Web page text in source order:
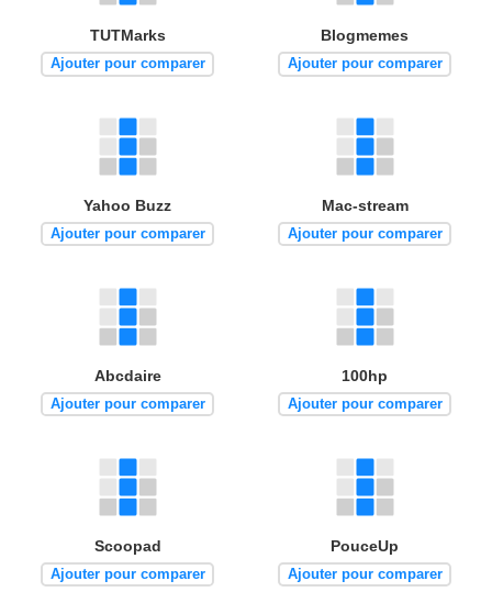
TUTMarks
Ajouter pour comparer
Blogmemes
Ajouter pour comparer
Yahoo Buzz
Ajouter pour comparer
Mac-stream
Ajouter pour comparer
Abcdaire
Ajouter pour comparer
100hp
Ajouter pour comparer
Scoopad
Ajouter pour comparer
PouceUp
Ajouter pour comparer